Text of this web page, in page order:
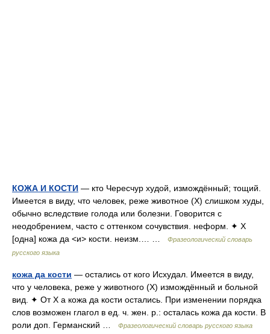
КОЖА И КОСТИ — кто Чересчур худой, измождённый; тощий.
Имеется в виду, что человек, реже животное (Х) слишком худы,
обычно вследствие голода или болезни. Говорится с
неодобрением, часто с оттенком сочувствия. неформ. ✦ Х
[одна] кожа да <и> кости. неизм.… …
Фразеологический словарь
русского языка
кожа да кости — остались от кого Исхудал. Имеется в виду,
что у человека, реже у животного (Х) измождённый и больной
вид. ✦ От Х а кожа да кости остались. При изменении порядка
слов возможен глагол в ед. ч. жен. р.: осталась кожа да кости. В
роли доп. Германский …
Фразеологический словарь русского языка